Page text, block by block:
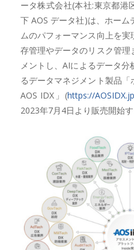
ータ株式会社(本社:東京都港
下 AOS データ社)は、ホー
ムのパフォーマンス向上を
存管理やデータのリスク管
メントし、AIによるデータ
るデータマネジメント製品
AOS IDX」(https://
2023年7月4日より販売開始